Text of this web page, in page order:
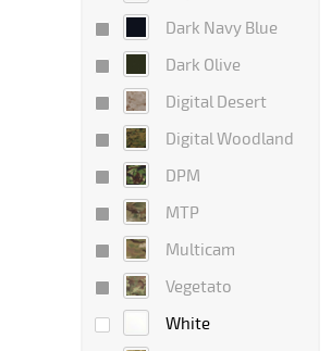
Dark Navy Blue
Dark Olive
Digital Desert
Digital Woodland
DPM
MTP
Multicam
Vegetato
White